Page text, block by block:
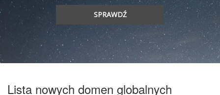
SPRAWDŹ
Lista nowych domen globalnych